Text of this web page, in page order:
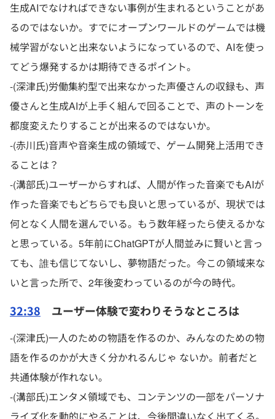
生成AIでなければできない事例が生まれるということがあ
るのではないか。すでにオープンワールドのゲームでは機
械学習がないと出来ないようになっているので、AIを使っ
てどう爆発するかは期待できるポイント。
-(深津氏)労働集約型で出来なかった声優さんの収録も、声
優さんと生成AIが上手く組んで回ることで、声のトーンを
都度変えたりすることが出来るのではないか。
-(赤川氏)音声や音楽生成の領域で、ゲーム開発上活用でき
ることは？
-(溝部氏)ユーザーからすれば、人間が作った音楽でもAIが
作った音楽でもどちらでも良いと思っているが、現状では
何となく人間を選んでいる。もう数年経ったら使えるかな
と思っている。5年前にChatGPTが人間並みに賢いと言っ
ても、誰も信じてないし、夢物語だった。今この領域来な
いと言った所で、2年後変わっているのが今の時代。
32:38 ユーザー体験で変わりそうなところは
-(深津氏)一人のための物語を作るのか、みんなのための物
語を作るのかが大きく分かれるんじゃ ないか。前者だと
共通体験が作れない。
-(溝部氏)エンタメ領域でも、コンテンツの一部をパーソナ